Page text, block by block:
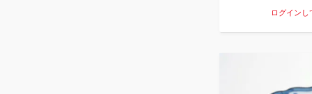
味料（アミノ酸等）
ネルギー48kcal た
ログイン